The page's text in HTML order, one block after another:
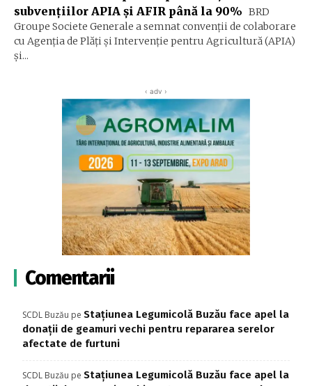
subvențiilor APIA și AFIR până la 90% BRD
Groupe Societe Generale a semnat convenţii de colaborare
cu Agenţia de Plăţi şi Intervenţie pentru Agricultură (APIA)
şi...
‹ adv ›
Comentarii
SCDL Buzău pe Stațiunea Legumicolă Buzău face apel la
donații de geamuri vechi pentru repararea serelor
afectate de furtuni
SCDL Buzău pe Stațiunea Legumicolă Buzău face apel la